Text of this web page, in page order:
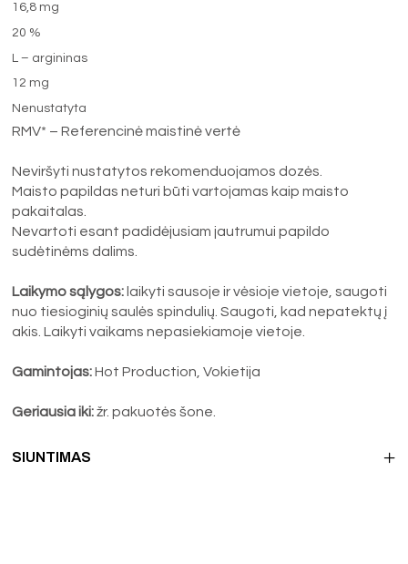
16,8 mg
20 %
L – argininas
12 mg
Nenustatyta
RMV* – Referencinė maistinė vertė
Neviršyti nustatytos rekomenduojamos dozės.
Maisto papildas neturi būti vartojamas kaip maisto
pakaitalas.
Nevartoti esant padidėjusiam jautrumui papildo
sudėtinėms dalims.
Laikymo sąlygos: laikyti sausoje ir vėsioje vietoje, saugoti
nuo tiesioginių saulės spindulių. Saugoti, kad nepatektų į
akis. Laikyti vaikams nepasiekiamoje vietoje.
Gamintojas:Hot Production, Vokietija
Geriausia iki:žr. pakuotės šone.
SIUNTIMAS